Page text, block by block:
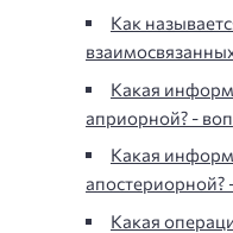
Как
Какая
априорной? -
Какая
апостериорной?
Какая